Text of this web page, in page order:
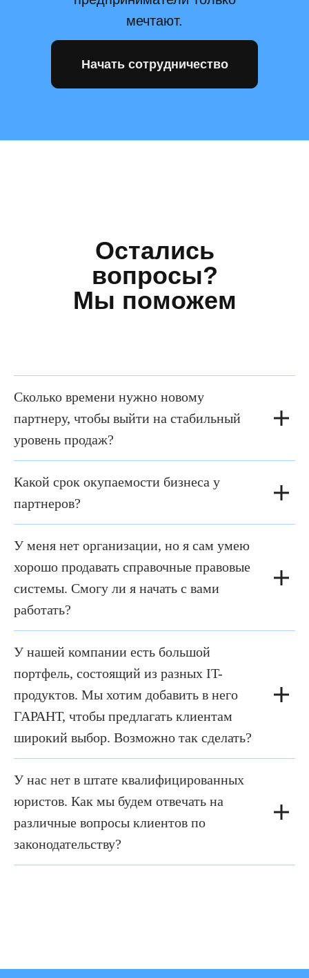
Начать сотрудничество
мечтают.
Остались
вопросы?
Мы поможем
Сколько времени нужно новому
партнеру, чтобы выйти на стабильный
уровень продаж?
Какой срок окупаемости бизнеса у
партнеров?
У меня нет организации, но я сам умею
хорошо продавать справочные правовые
системы. Смогу ли я начать с вами
работать?
У нашей компании есть большой
портфель, состоящий из разных IT-
продуктов. Мы хотим добавить в него
ГАРАНТ, чтобы предлагать клиентам
широкий выбор. Возможно так сделать?
У нас нет в штате квалифицированных
юристов. Как мы будем отвечать на
различные вопросы клиентов по
законодательству?